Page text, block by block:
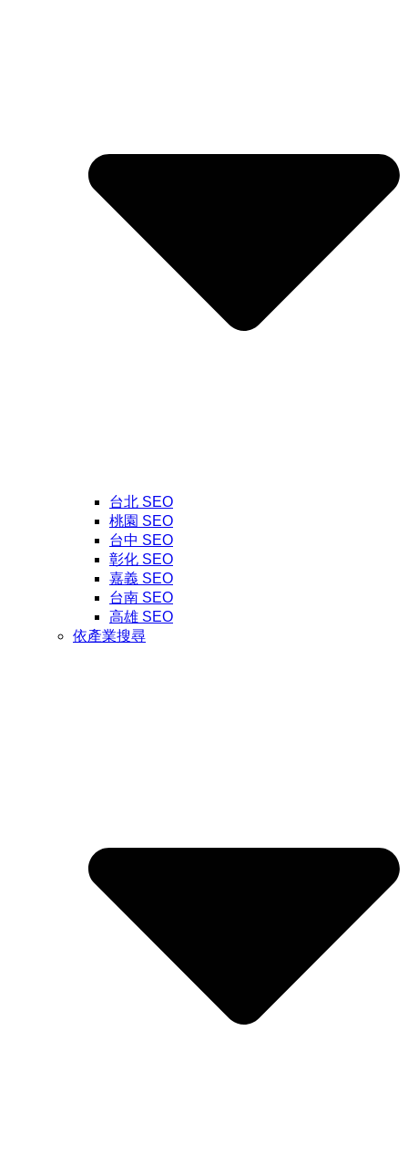
台北 SEO
桃園 SEO
台中 SEO
彰化 SEO
嘉義 SEO
台南 SEO
高雄 SEO
依產業搜尋